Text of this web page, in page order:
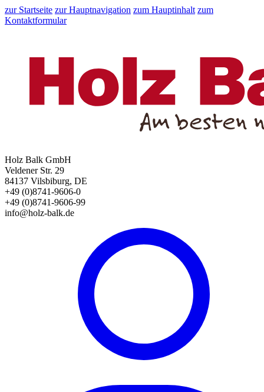
zur Startseite zur Hauptnavigation zum Hauptinhalt zum
Kontaktformular
Holz Balk GmbH
Veldener Str. 29
84137 Vilsbiburg, DE
+49 (0)8741-9606-0
+49 (0)8741-9606-99
info@holz-balk.de